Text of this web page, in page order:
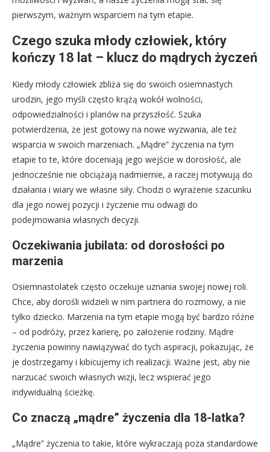
pierwszym, ważnym wsparciem na tym etapie.
Czego szuka młody człowiek, który
kończy 18 lat – klucz do mądrych życzeń
Kiedy młody człowiek zbliża się do swoich osiemnastych
urodzin, jego myśli często krążą wokół wolności,
odpowiedzialności i planów na przyszłość. Szuka
potwierdzenia, że jest gotowy na nowe wyzwania, ale też
wsparcia w swoich marzeniach. „Mądre” życzenia na tym
etapie to te, które doceniają jego wejście w dorosłość, ale
jednocześnie nie obciążają nadmiernie, a raczej motywują do
działania i wiary we własne siły. Chodzi o wyrażenie szacunku
dla jego nowej pozycji i życzenie mu odwagi do
podejmowania własnych decyzji.
Oczekiwania jubilata: od dorosłości po
marzenia
Osiemnastolatek często oczekuje uznania swojej nowej roli.
Chce, aby dorośli widzieli w nim partnera do rozmowy, a nie
tylko dziecko. Marzenia na tym etapie mogą być bardzo różne
– od podróży, przez karierę, po założenie rodziny. Mądre
życzenia powinny nawiązywać do tych aspiracji, pokazując, że
je dostrzegamy i kibicujemy ich realizacji. Ważne jest, aby nie
narzucać swoich własnych wizji, lecz wspierać jego
indywidualną ścieżkę.
Co znaczą „mądre” życzenia dla 18-latka?
„Mądre” życzenia to takie, które wykraczają poza standardowe